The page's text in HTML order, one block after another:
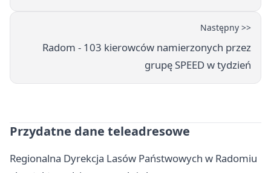
Następny >>
Radom - 103 kierowców namierzonych przez
grupę SPEED w tydzień
Przydatne dane teleadresowe
Regionalna Dyrekcja Lasów Państwowych w Radomiu